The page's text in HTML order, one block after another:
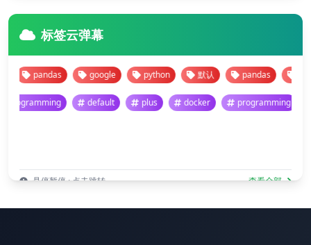
标签云弹幕
pandas google python 默认 pandas google
programming default plus docker programming
悬停暂停 · 点击跳转 查看全部